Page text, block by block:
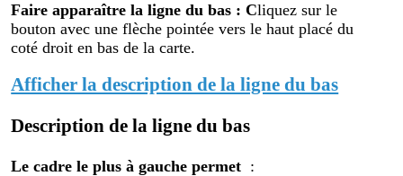
Faire apparaître la ligne du bas : Cliquez sur le
bouton avec une flèche pointée vers le haut placé du
coté droit en bas de la carte.
Afficher la description de la ligne du bas
Description de la ligne du bas
Le cadre le plus à gauche permet :